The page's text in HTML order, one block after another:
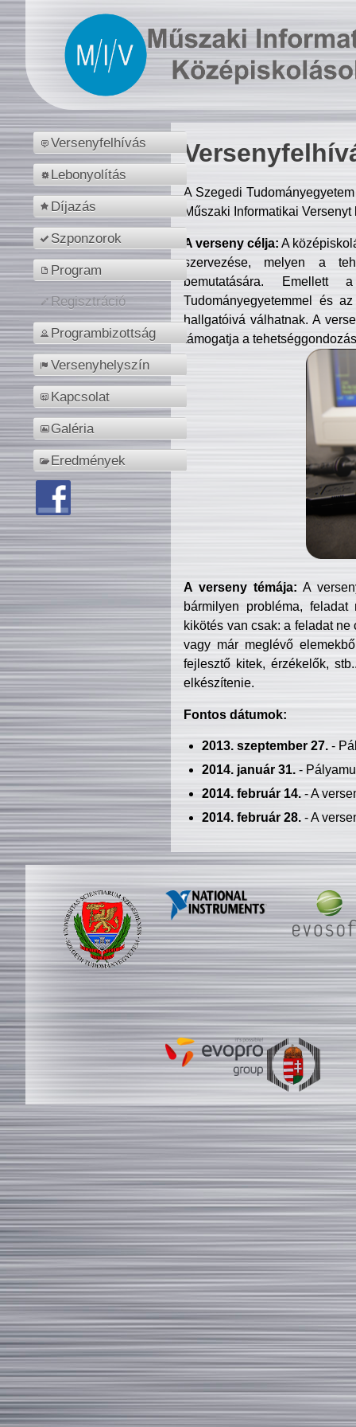
Versenyfelhívás
Lebonyolítás
Díjazás
Szponzorok
Program
Regisztráció
Programbizottság
Versenyhelyszín
Kapcsolat
Galéria
Eredmények
A Szegedi
Műszaki Informatikai
A verseny célja: A
szervezése, melyen a
bemutatására. Emellett
Tudományegyetemmel és
hallgatóivá válhatnak. A
támogatja a
A verseny témája: A
bármilyen probléma, feladat
kikötés van csak: a feladat
vagy már meglévő
fejlesztő kitek, érzékelők,
elkészítenie.
Fontos dátumok:
2013. szeptember 27.-
2014. január 31.-
2014. február 14.- A
2014. február 28.- A